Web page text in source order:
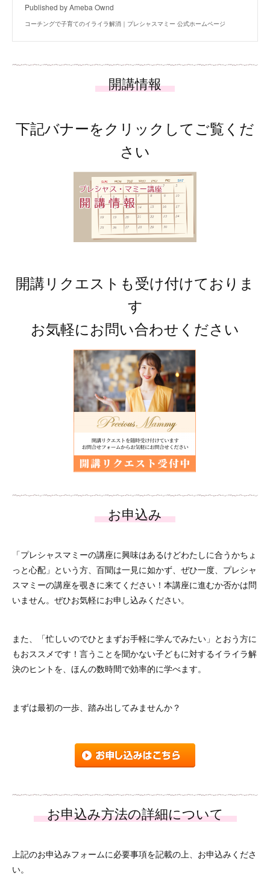
Published by Ameba Ownd
コーチングで子育てのイライラ解消｜プレシャスマミー 公式ホームページ
下記バナーをクリックしてご覧くだ
さい
開講リクエストも受け付けておりま
す
お気軽にお問い合わせください
「プレシャスマミーの講座に興味はあるけどわたしに合うかちょ
っと心配」という方、百聞は一見に如かず、ぜひ一度、プレシャ
スマミーの講座を覗きに来てください！本講座に進むか否かは問
いません。ぜひお気軽にお申し込みください。
また、「忙しいのでひとまずお手軽に学んでみたい」とおう方に
もおススメです！言うことを聞かない子どもに対するイライラ解
決のヒントを、ほんの数時間で効率的に学べます。
まずは最初の一歩、踏み出してみませんか？
上記のお申込みフォームに必要事項を記載の上、お申込みくださ
い。